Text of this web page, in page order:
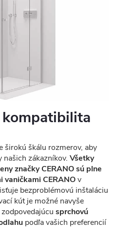
kompatibilita
širokú škálu rozmerov, aby
zákazníkov. Všetky
značky CERANO sú plne
vaničkami CERANOv
bezproblémovú inštaláciu
kút je možné navyše
sprchovú
podľa vašich preferencií